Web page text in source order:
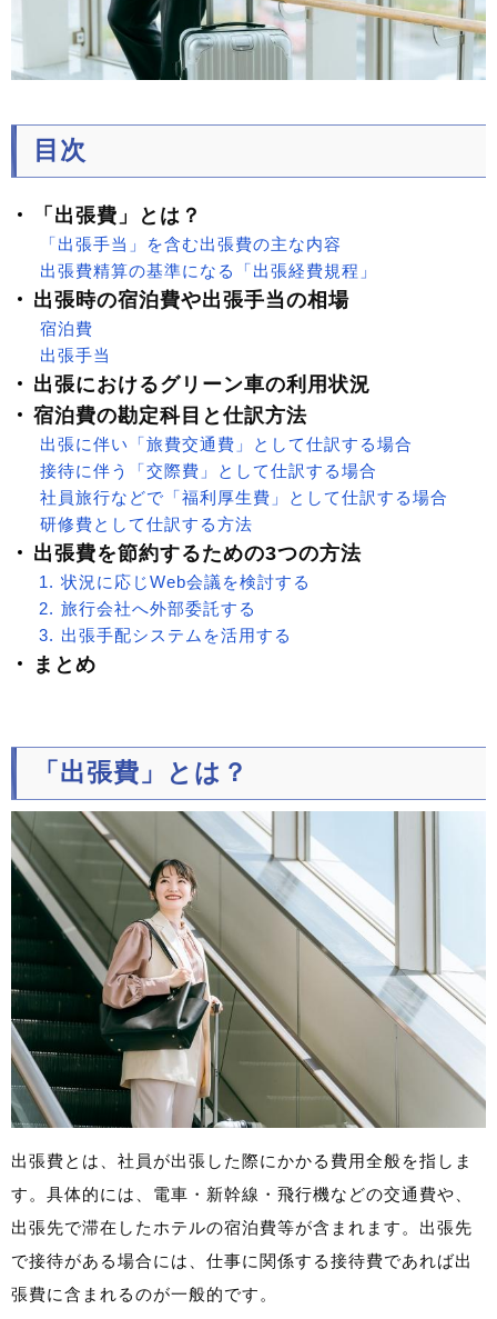
目次
「出張費」とは？
「出張手当」を含む出張費の主な内容
出張費精算の基準になる「出張経費規程」
出張時の宿泊費や出張手当の相場
宿泊費
出張手当
出張におけるグリーン車の利用状況
宿泊費の勘定科目と仕訳方法
出張に伴い「旅費交通費」として仕訳する場合
接待に伴う「交際費」として仕訳する場合
社員旅行などで「福利厚生費」として仕訳する場合
研修費として仕訳する方法
出張費を節約するための3つの方法
状況に応じWeb会議を検討する
旅行会社へ外部委託する
出張手配システムを活用する
まとめ
「出張費」とは？
出張費とは、社員が出張した際にかかる費用全般を指しま
す。具体的には、電車・新幹線・飛行機などの交通費や、
出張先で滞在したホテルの宿泊費等が含まれます。出張先
で接待がある場合には、仕事に関係する接待費であれば出
張費に含まれるのが一般的です。